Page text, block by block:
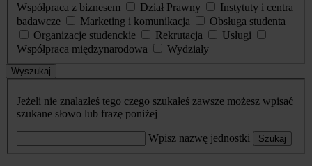
Współpraca z biznesem
Dział Prawny
Instytuty i centra
badawcze
Marketing i komunikacja
Obsługa studenta
Organizacje studenckie
Rekrutacja
Usługi
Współpraca międzynarodowa
Wydziały
Wyszukaj
Jeżeli nie znalazłeś tego czego szukałeś zawsze możesz wpisać
szukane słowo lub frazę poniżej
Wpisz nazwę jednostki Szukaj